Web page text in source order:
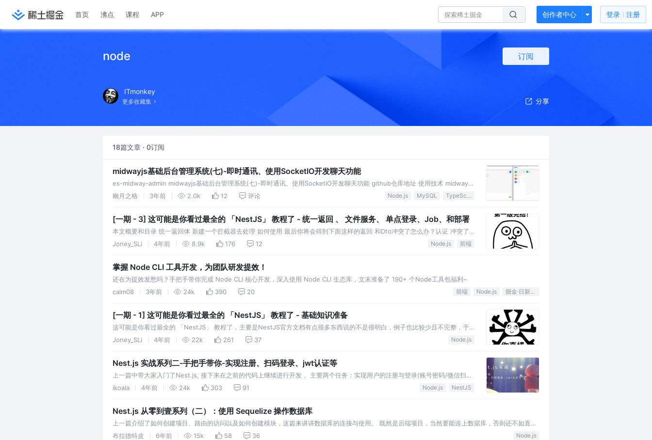
首页 沸点 课程 APP 创作者中心 登录 注册
node 订阅
ITmonkey
更多收藏集
18篇文章 · 0订阅
midwayjs基础后台管理系统(七)-即时通讯、使用SocketIO开发聊天功能
es-midway-admin midwayjs基础后台管理系统(七)-即时通讯、使用SocketIO开发聊天功能 github仓库地址 使用技术 midwayjs
+ typeorm + redis
幽月之格 3年前 2.0k 12 评论 Node.js MySQL TypeScript
[一期 - 3] 这可能是你看过最全的 「NestJS」 教程了 - 统一返回 、 文件服务、 单点登录、Job、和部署
本文概要和目录 统一返回体 新建一个拦截器去处理 如何使用 最后你将会得到下面这样的返回 和Dto冲突了怎么办？认证 冲突了
怎么办？ 细心的小伙伴。已经发现了上面的问题了，那就是，如果我没有验证通过或
Joney_SLi 4年前 8.9k 176 12 Node.js 前端
掌握 Node CLI 工具开发，为团队研发提效！
还在为提效发愁吗？手把手带你完成 Node CLI 核心开发，深入使用 Node CLI 生态库，文末准备了 190+ 个Node工具包福利~
calm08
3年前 24k 390 20 前端 Node.js 掘金·日新计划
[一期 - 1] 这可能是你看过最全的 「NestJS」 教程了 - 基础知识准备
这可能是你看过最全的 「NestJS」 教程了，主要是NestJS官方文档有点很多东西说的不是很明白，例子也比较少且不完整，于
是我打算弄来个比较全面的解读，构建一个比较完整的后端应用，汰！开始
Joney_SLi 4年前 22k 261 37 Node.js
Nest.js 实战系列二-手把手带你-实现注册、扫码登录、jwt认证等
上一篇中带大家入门了Nest.js, 接下来在之前的代码上继续进行开发， 主要两个任务：实现用户的注册与登录(账号密码/微信扫码
登录)。
ikoala 4年前 24k 303 91 Node.js NestJS
Nest.js 从零到壹系列（二）：使用 Sequelize 操作数据库
上一篇介绍了如何创建项目、路由的访问以及如何创建模块，这篇来讲讲数据库的连接与使用。 既然是后端项目，当然要能连上数据库，否则还不如直接
写静态页面。 本教程使用的是 MySQL，有人可能会问为啥不用 MongoDB。。。呃，因为公司使用 MySQL，我也是结合项目经历写的教程，…
布拉德特皮 6年前 15k 58 36 Node.js